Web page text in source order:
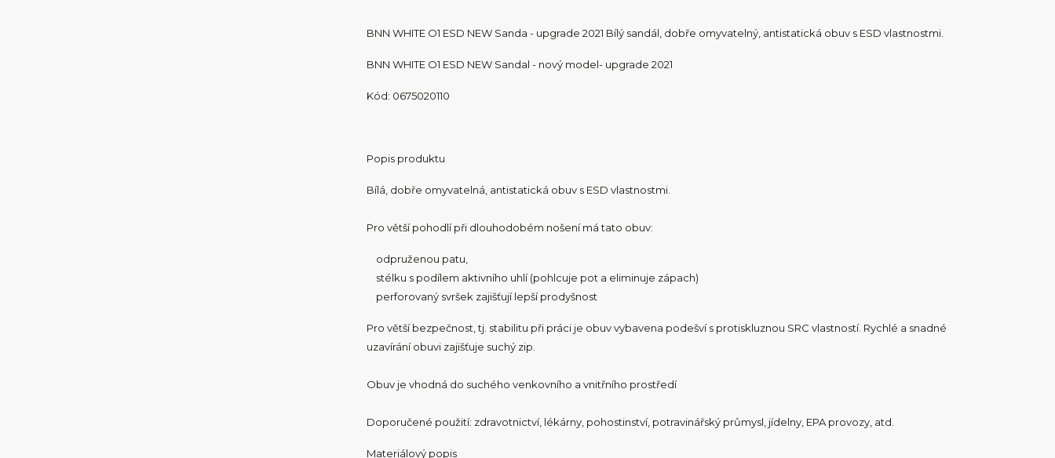
BNN WHITE O1 ESD NEW Sanda - upgrade 2021 Bílý sandál, dobře omyvatelný, antistatická obuv s ESD vlastnostmi.
BNN WHITE O1 ESD NEW Sandal - nový model- upgrade 2021
Kód: 0675020110
Popis produktu
Bílá, dobře omyvatelná, antistatická obuv s ESD vlastnostmi.
Pro větší pohodlí při dlouhodobém nošení má tato obuv:
odpruženou patu,
stélku s podílem aktivního uhlí (pohlcuje pot a eliminuje zápach)
perforovaný svršek zajišťují lepší prodyšnost
Pro větší bezpečnost, tj. stabilitu při práci je obuv vybavena podešví s protiskluznou SRC vlastností. Rychlé a snadné
uzavírání obuvi zajišťuje suchý zip.
Obuv je vhodná do suchého venkovního a vnitřního prostředí
Doporučené použití: zdravotnictví, lékárny, pohostinství, potravinářský průmysl, jídelny, EPA provozy, atd.
Materiálový popis